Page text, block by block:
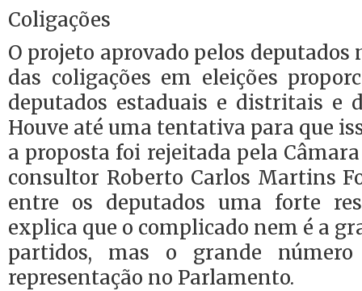
Coligações
O projeto aprovado pelos deputados
das coligações em eleições
deputados estaduais e distritais e
Houve até uma tentativa para que
a proposta foi rejeitada pela
consultor Roberto Carlos Martins
entre os deputados uma forte
explica que o complicado nem é a
partidos, mas o grande
representação no Parlamento.